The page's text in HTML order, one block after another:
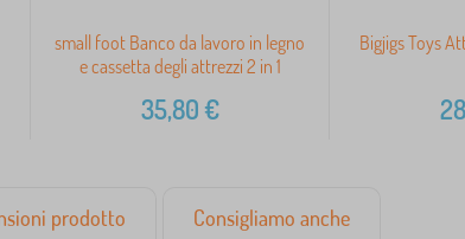
small foot Banco da lavoro in legno
e cassetta degli attrezzi 2 in 1
35,80€
Bigjigs Toys
prodotto Consigliamo anche